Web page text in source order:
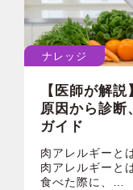
ナレッジ
【医師が解
原因から診断
ガイド
肉アレルギーと
肉アレルギーと
食べた際に、…